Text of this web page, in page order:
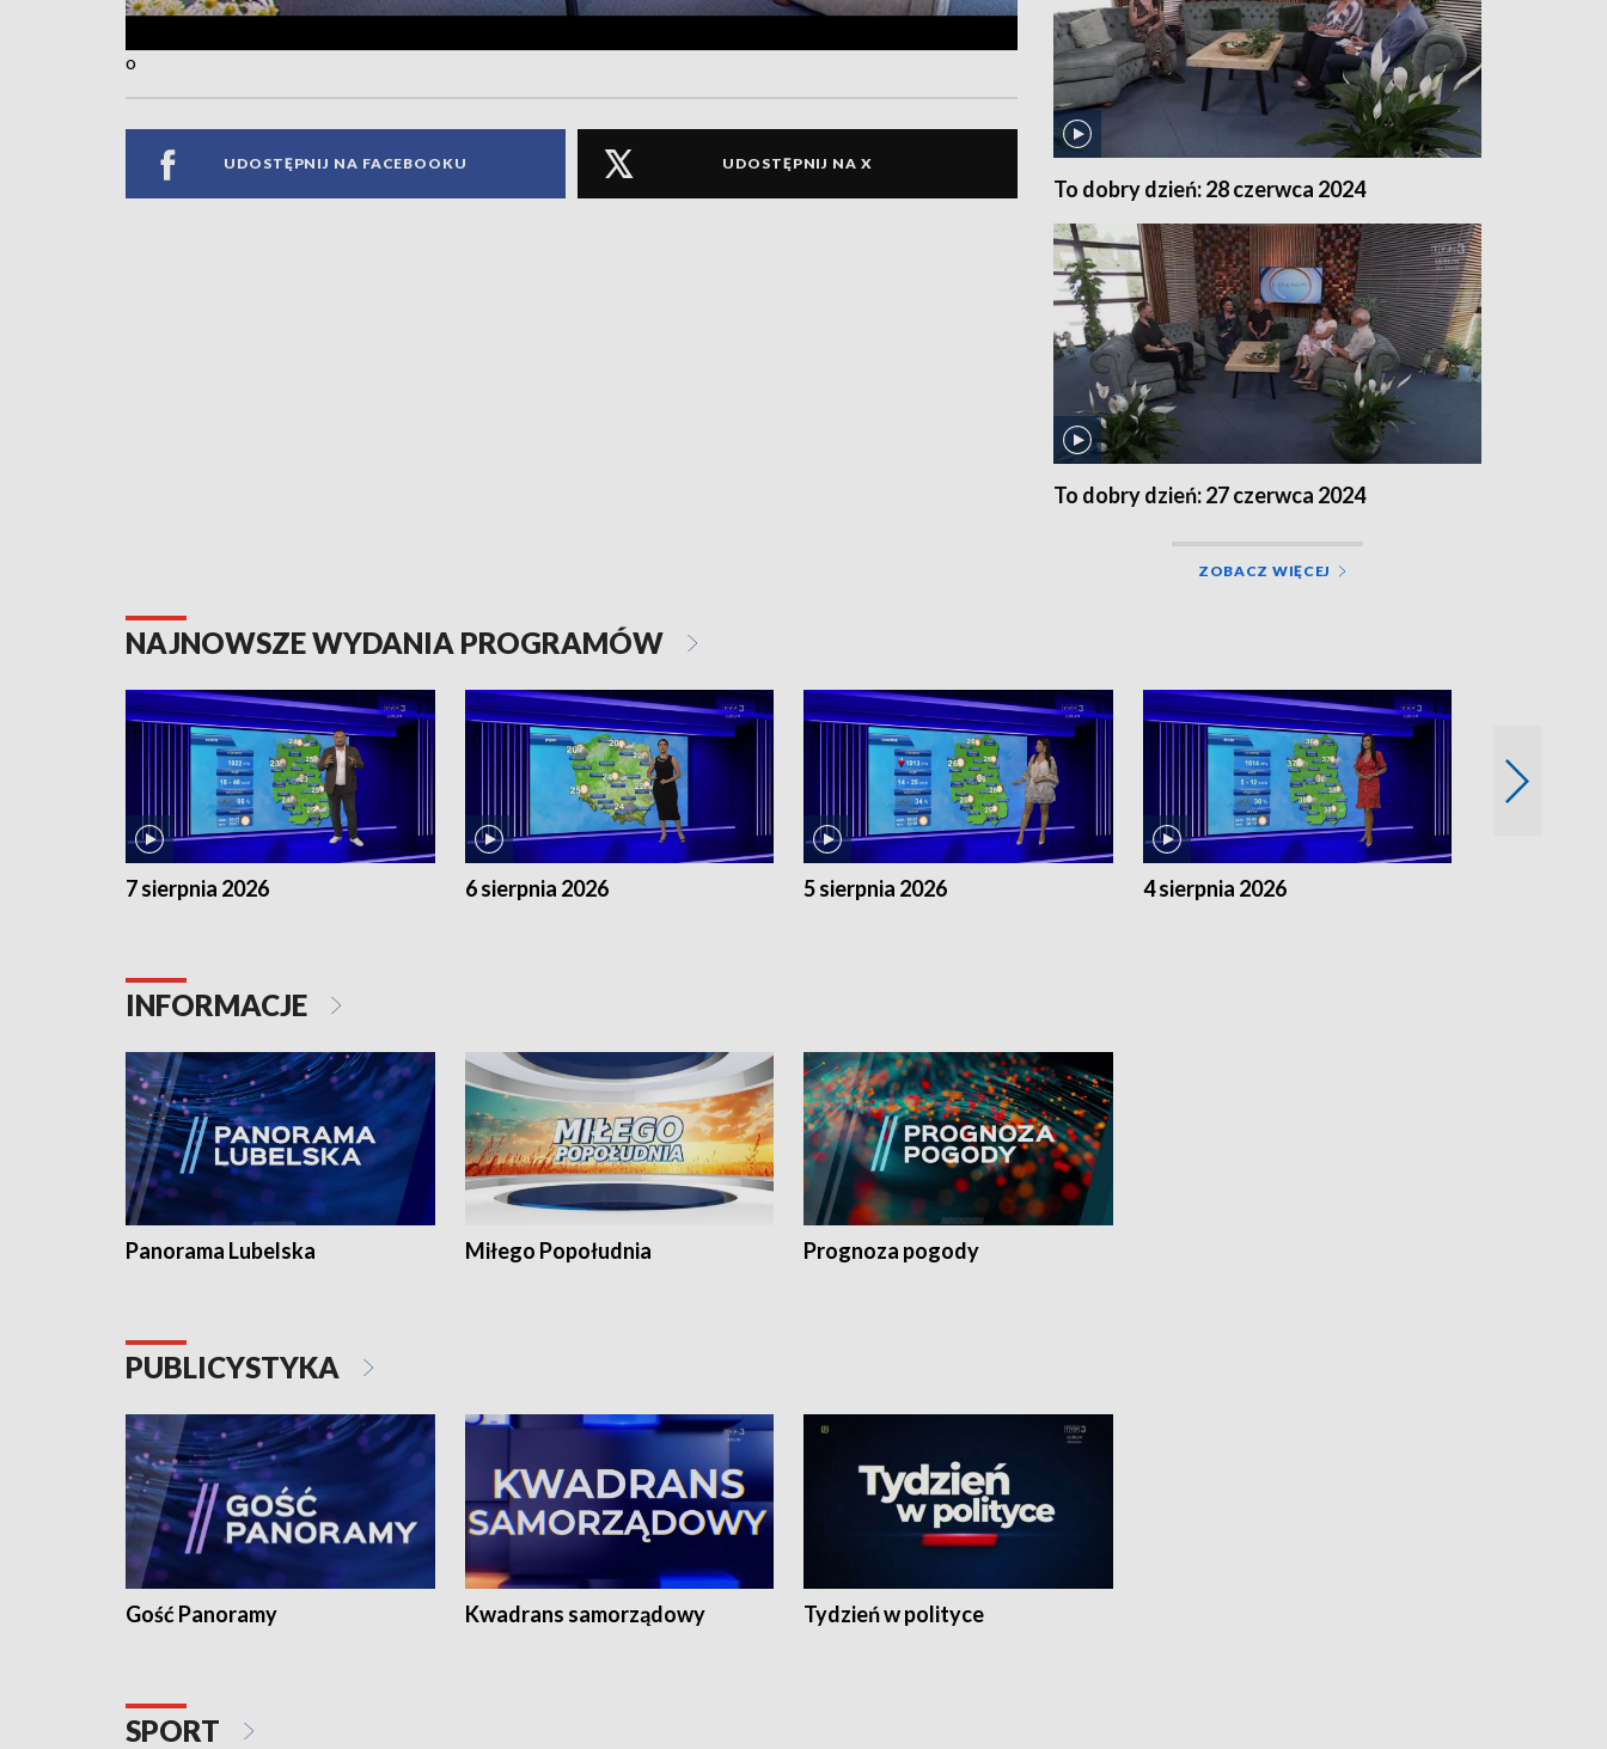
o
UDOSTĘPNIJ NA FACEBOOKU UDOSTĘPNIJ NA X
To dobry dzień: 28 czerwca 2024
To dobry dzień: 27 czerwca 2024
ZOBACZ WIĘCEJ
NAJNOWSZE WYDANIA PROGRAMÓW
7 sierpnia 2026 6 sierpnia 2026 5 sierpnia 2026 4 sierpnia 2026
INFORMACJE
Panorama Lubelska Miłego Popołudnia Prognoza pogody
PUBLICYSTYKA
Gość Panoramy Kwadrans samorządowy Tydzień w polityce
SPORT